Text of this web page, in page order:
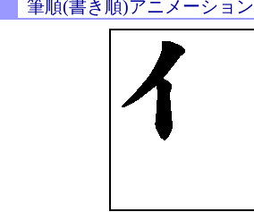
筆順(書き順)アニメーション